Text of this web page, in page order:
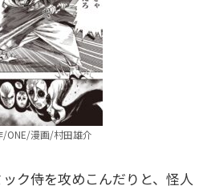
/ONE/漫画/村田雄介
ク侍を攻めこんだりと、怪人